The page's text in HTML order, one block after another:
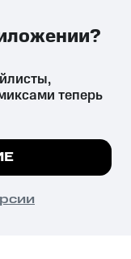
вред здоровью,
все
теперь